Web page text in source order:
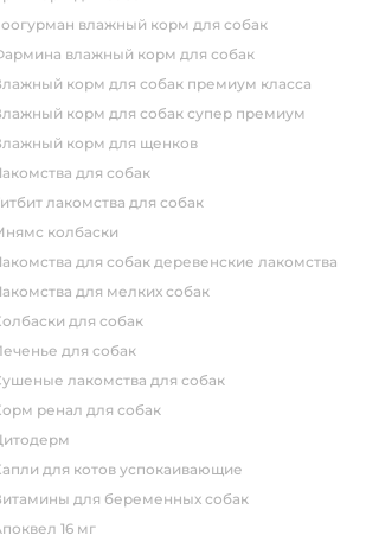
зоогурман влажный корм для собак
фармина влажный корм для собак
влажный корм для собак премиум класса
влажный корм для собак супер премиум
влажный корм для щенков
лакомства для собак
титбит лакомства для собак
мнямс колбаски
лакомства для собак деревенские лакомства
лакомства для мелких собак
колбаски для собак
печенье для собак
сушеные лакомства для собак
корм ренал для собак
цитодерм
капли для котов успокаивающие
витамины для беременных собак
апоквел 16 мг